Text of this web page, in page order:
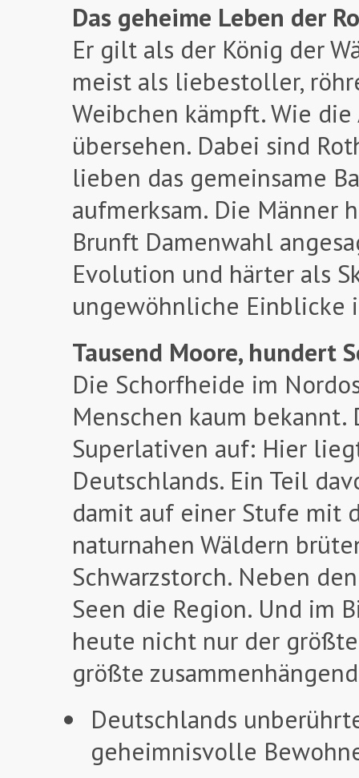
Das geheime Leben der
Er gilt als der König der
meist als liebestoller,
Weibchen kämpft. Wie die
übersehen. Dabei sind
lieben das gemeinsame
aufmerksam. Die Männer
Brunft Damenwahl
Evolution und härter als
ungewöhnliche Einblicke
Tausend Moore, hundert
Die Schorfheide im
Menschen kaum
Superlativen auf: Hier
Deutschlands. Ein Teil
damit auf einer Stufe mit
naturnahen Wäldern
Schwarzstorch. Neben
Seen die Region. Und im
heute nicht nur der
größte
Deutschlands
geheimnisvolle